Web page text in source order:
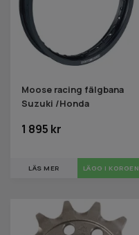
Moose racing fälgbana
Suzuki /Honda
1 895 kr
LÄS MER LÄGG I KORGEN